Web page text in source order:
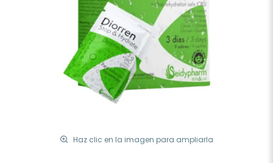
Haz clic en la imagen para ampliarla